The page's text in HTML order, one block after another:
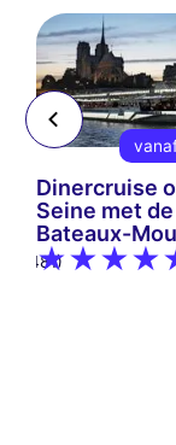
(1481)
Dinercruise
Seine met
Bateaux-